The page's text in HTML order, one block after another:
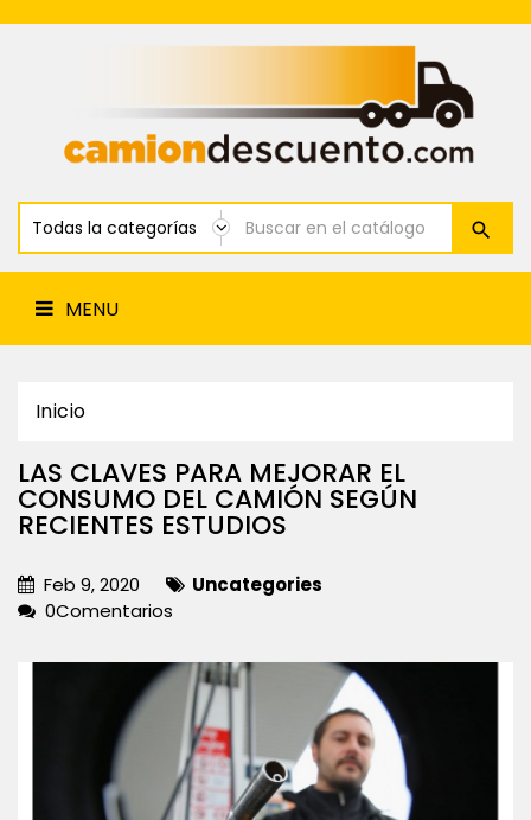
MENU
Renting
Cabeza
Tractora
Financiación
Tractoras
Renting
Furgonetas
Servicios
Calculadora
de
seguros
Financiación
Blog
Contacto
Inicio
LAS CLAVES PARA MEJORAR EL
CONSUMO DEL CAMIÓN SEGÚN
RECIENTES ESTUDIOS
Feb 9, 2020
Uncategories
0Comentarios